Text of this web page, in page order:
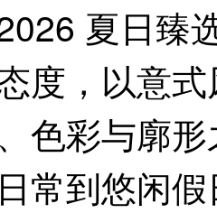
夏日臻
度，以意
色彩与廓
常到悠闲